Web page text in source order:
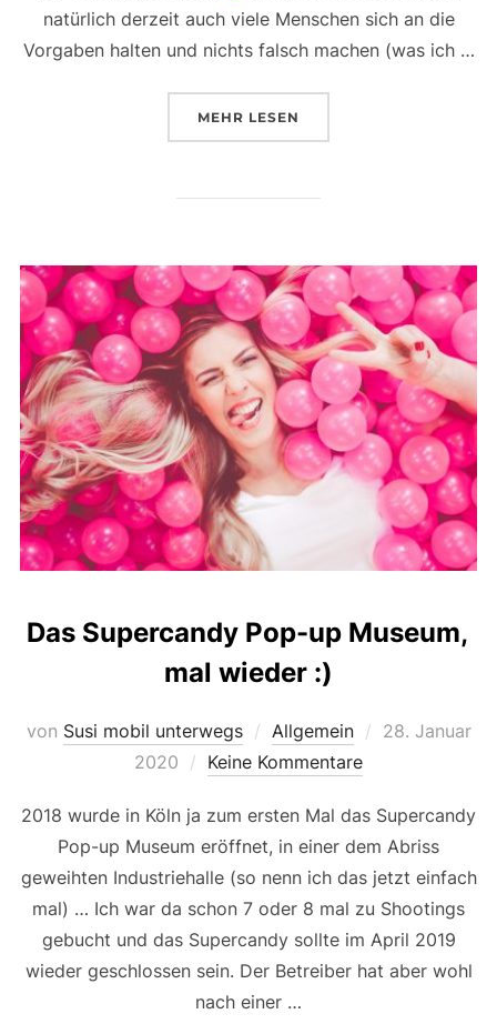
natürlich derzeit auch viele Menschen sich an die
Vorgaben halten und nichts falsch machen (was ich …
MEHR ÜBER „AUCH IN ZEITEN VON
LESEN
Das Supercandy Pop-up Museum,
mal wieder :)
von Susi mobil unterwegs Allgemein
Veröffentlicht
28. Januar
2020
Keine Kommentare
2018 wurde in Köln ja zum ersten Mal das Supercandy
Pop-up Museum eröffnet, in einer dem Abriss
geweihten Industriehalle (so nenn ich das jetzt einfach
mal) … Ich war da schon 7 oder 8 mal zu Shootings
gebucht und das Supercandy sollte im April 2019
wieder geschlossen sein. Der Betreiber hat aber wohl
nach einer …